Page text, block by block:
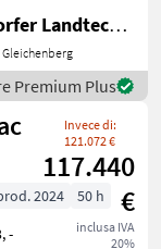
Hagendorfer Landtechnik
Premium Plus
Invece di:
121.072 €
117.440
€
inclusa IVA
20%
2024
50 h